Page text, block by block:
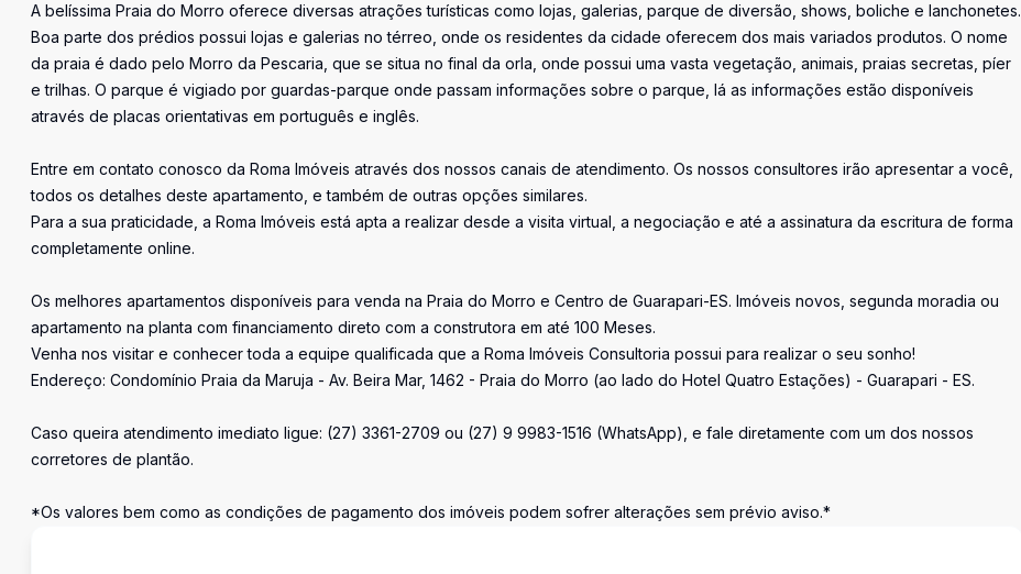
A belíssima Praia do Morro oferece diversas atrações turísticas como lojas, galerias, parque de diversão, shows, boliche e lanchonetes.
Boa parte dos prédios possui lojas e galerias no térreo, onde os residentes da cidade oferecem dos mais variados produtos. O nome
da praia é dado pelo Morro da Pescaria, que se situa no final da orla, onde possui uma vasta vegetação, animais, praias secretas, píer
e trilhas. O parque é vigiado por guardas-parque onde passam informações sobre o parque, lá as informações estão disponíveis
através de placas orientativas em português e inglês.
Entre em contato conosco da Roma Imóveis através dos nossos canais de atendimento. Os nossos consultores irão apresentar a você,
todos os detalhes deste apartamento, e também de outras opções similares.
Para a sua praticidade, a Roma Imóveis está apta a realizar desde a visita virtual, a negociação e até a assinatura da escritura de forma
completamente online.
Os melhores apartamentos disponíveis para venda na Praia do Morro e Centro de Guarapari-ES. Imóveis novos, segunda moradia ou
apartamento na planta com financiamento direto com a construtora em até 100 Meses.
Venha nos visitar e conhecer toda a equipe qualificada que a Roma Imóveis Consultoria possui para realizar o seu sonho!
Endereço: Condomínio Praia da Maruja - Av. Beira Mar, 1462 - Praia do Morro (ao lado do Hotel Quatro Estações) - Guarapari - ES.
Caso queira atendimento imediato ligue: (27) 3361-2709 ou (27) 9 9983-1516 (WhatsApp), e fale diretamente com um dos nossos
corretores de plantão.
*Os valores bem como as condições de pagamento dos imóveis podem sofrer alterações sem prévio aviso.*